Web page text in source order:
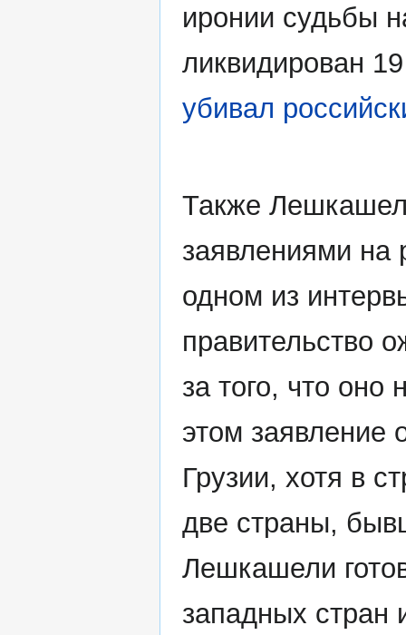
иронии судьбы
ликвидирован
убивал
Также
заявлениями на
одном из
правительство
за того, что
этом заявление
Грузии, хотя в
две страны,
Лешкашели
западных